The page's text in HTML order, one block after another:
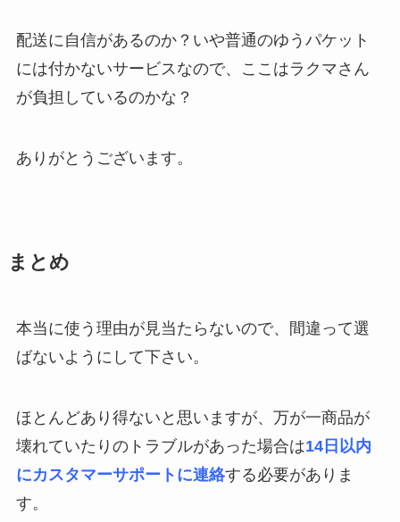
配送に自信があるのか？いや普通のゆうパケット
には付かないサービスなので、ここはラクマさん
が負担しているのかな？
ありがとうございます。
まとめ
本当に使う理由が見当たらないので、間違って選
ばないようにして下さい。
ほとんどあり得ないと思いますが、万が一商品が
壊れていたりのトラブルがあった場合は14日以内
にカスタマーサポートに連絡する必要がありま
す。